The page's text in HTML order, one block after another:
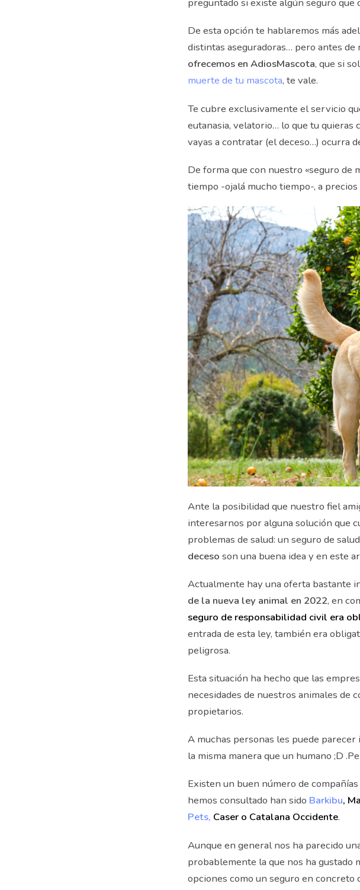
preguntado si existe algún seguro que
De esta opción te hablaremos más
distintas aseguradoras… pero antes de
ofrecemos en AdiosMascota, que si
muerte de tu mascota, te vale.
Te cubre exclusivamente el servicio
eutanasia, velatorio… lo que tu quieras
vayas a contratar (el deceso…) ocurra
De forma que con nuestro «seguro de
tiempo -ojalá mucho tiempo-, a precios
Ante la posibilidad que nuestro fiel
interesarnos por alguna solución que
problemas de salud: un seguro de
deceso son una buena idea y en este
Actualmente hay una oferta bastante
de la nueva ley animal en 2022, en
seguro de responsabilidad civil era
entrada de esta ley, también era
peligrosa.
Esta situación ha hecho que las
necesidades de nuestros animales de
propietarios.
A muchas personas les puede
la misma manera que un humano ;D
Existen un buen número de
hemos consultado han sido Barkibu,
Pets, Caser o Catalana Occidente.
Aunque en general nos ha parecido
probablemente la que nos ha gustado
opciones como un seguro en concreto